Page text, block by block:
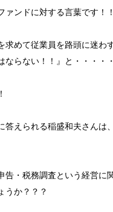
ァンドに対する言葉です！！
求めて従業員を路頭に迷わ
ならない！！』
と・・・・
答えられる稲盛和夫さんは
告・税務調査という経営に
うか？？？